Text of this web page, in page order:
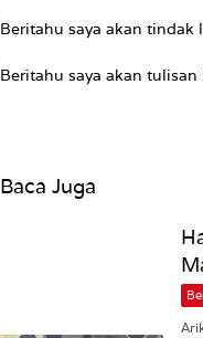
Beritahu saya akan
Beritahu saya akan
Baca Juga